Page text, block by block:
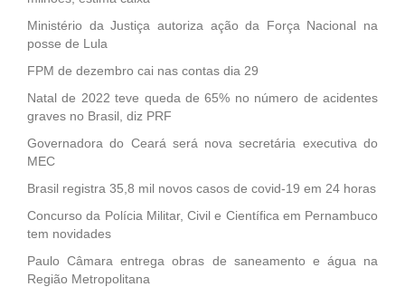
Ministério da Justiça autoriza ação da Força Nacional na
posse de Lula
FPM de dezembro cai nas contas dia 29
Natal de 2022 teve queda de 65% no número de acidentes
graves no Brasil, diz PRF
Governadora do Ceará será nova secretária executiva do
MEC
Brasil registra 35,8 mil novos casos de covid-19 em 24 horas
Concurso da Polícia Militar, Civil e Científica em Pernambuco
tem novidades
Paulo Câmara entrega obras de saneamento e água na
Região Metropolitana